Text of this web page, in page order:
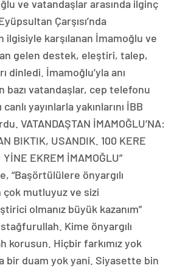
ve vatandaşlar arasında ilginç
Çarşısı’nda
ilgisiyle karşılanan İmamoğlu ve
gelen destek, eleştiri, talep,
dinledi. İmamoğlu’yla anı
bazı vatandaşlar, cep telefonu
yayınlarla yakınlarını İBB
VATANDAŞTAN İMAMOĞLU’NA:
BIKTIK, USANDIK. 100 KERE
EKREM İMAMOĞLU”
“Başörtülülere önyargılı
çok mutluyuz ve sizi
olmanız büyük kazanım”
Kime önyargılı
korusun. Hiçbir farkımız yok
bir duam yok yani. Siyasette bin